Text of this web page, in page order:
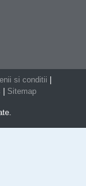
si conditii
Sitemap